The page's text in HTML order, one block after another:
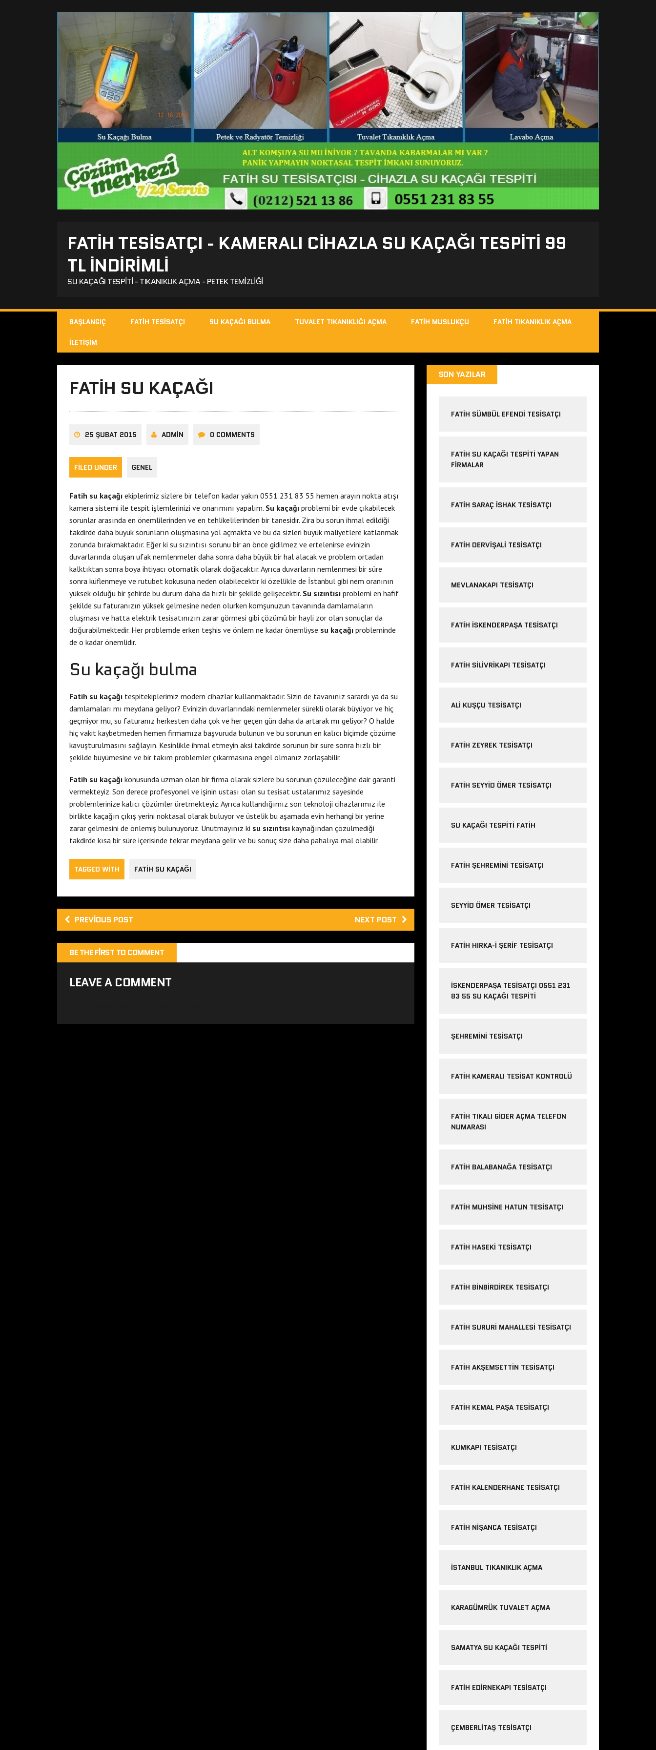
FATIH TESISATÇI - KAMERALI CIHAZLA SU KAÇAĞI TESPITI 99
TL İNDİRİMLİ
SU KAÇAĞI TESPITI - TIKANIKLIK AÇMA - PETEK TEMIZLIĞI
BAŞLANGIÇ FATIH TESISATÇI SU KAÇAĞI BULMA TUVALET TIKANIKLIĞI AÇMA FATIH MUSLUKÇU FATIH TIKANIKLIK AÇMA
İLETIŞIM
FATIH SU KAÇAĞI
25 ŞUBAT 2015 ADMIN 0 COMMENTS
FILED UNDER GENEL
Fatih su kaçağı ekiplerimiz sizlere bir telefon kadar yakın 0551 231 83 55 hemen arayın nokta atışı
kamera sistemi ile tespit işlemlerinizi ve onarımını yapalım. Su kaçağı problemi bir evde çıkabilecek
sorunlar arasında en önemlilerinden ve en tehlikelilerinden bir tanesidir. Zira bu sorun ihmal edildiği
takdirde daha büyük sorunların oluşmasına yol açmakta ve bu da sizleri büyük maliyetlere katlanmak
zorunda bırakmaktadır. Eğer ki su sızıntısı sorunu bir an önce gidilmez ve ertelenirse evinizin
duvarlarında oluşan ufak nemlenmeler daha sonra daha büyük bir hal alacak ve problem ortadan
kalktıktan sonra boya ihtiyacı otomatik olarak doğacaktır. Ayrıca duvarların nemlenmesi bir süre
sonra küflenmeye ve rutubet kokusuna neden olabilecektir ki özellikle de İstanbul gibi nem oranının
yüksek olduğu bir şehirde bu durum daha da hızlı bir şekilde gelişecektir. Su sızıntısı problemi en hafif
şekilde su faturanızın yüksek gelmesine neden olurken komşunuzun tavanında damlamaların
oluşması ve hatta elektrik tesisatınızın zarar görmesi gibi çözümü bir hayli zor olan sonuçlar da
doğurabilmektedir. Her problemde erken teşhis ve önlem ne kadar önemliyse su kaçağı probleminde
de o kadar önemlidir.
Su kaçağı bulma
Fatih su kaçağı tespitekiplerimiz modern cihazlar kullanmaktadır. Sizin de tavanınız sarardı ya da su
damlamaları mı meydana geliyor? Evinizin duvarlarındaki nemlenmeler sürekli olarak büyüyor ve hiç
geçmiyor mu, su faturanız herkesten daha çok ve her geçen gün daha da artarak mı geliyor? O halde
hiç vakit kaybetmeden hemen firmamıza başvuruda bulunun ve bu sorunun en kalıcı biçimde çözüme
kavuşturulmasını sağlayın. Kesinlikle ihmal etmeyin aksi takdirde sorunun bir süre sonra hızlı bir
şekilde büyümesine ve bir takım problemler çıkarmasına engel olmanız zorlaşabilir.
Fatih su kaçağı konusunda uzman olan bir firma olarak sizlere bu sorunun çözüleceğine dair garanti
vermekteyiz. Son derece profesyonel ve işinin ustası olan su tesisat ustalarımız sayesinde
problemlerinize kalıcı çözümler üretmekteyiz. Ayrıca kullandığımız son teknoloji cihazlarımız ile
birlikte kaçağın çıkış yerini noktasal olarak buluyor ve üstelik bu aşamada evin herhangi bir yerine
zarar gelmesini de önlemiş bulunuyoruz. Unutmayınız ki su sızıntısı kaynağından çözülmediği
takdirde kısa bir süre içerisinde tekrar meydana gelir ve bu sonuç size daha pahalıya mal olabilir.
TAGGED WITH FATIH SU KAÇAĞI
PREVIOUS POST NEXT POST
BE THE FIRST TO COMMENT
LEAVE A COMMENT
SON YAZILAR
FATIH SÜMBÜL EFENDI TESISATÇI
FATIH SU KAÇAĞI TESPITI YAPAN
FIRMALAR
FATIH SARAÇ ISHAK TESISATÇI
FATIH DERVIŞALI TESISATÇI
MEVLANAKAPI TESISATÇI
FATIH ISKENDERPAŞA TESISATÇI
FATIH SILIVRIKAPI TESISATÇI
ALI KUŞÇU TESISATÇI
FATIH ZEYREK TESISATÇI
FATIH SEYYID ÖMER TESISATÇI
SU KAÇAĞI TESPITI FATIH
FATIH ŞEHREMINI TESISATÇI
SEYYID ÖMER TESISATÇI
FATIH HIRKA-I ŞERIF TESISATÇI
İSKENDERPAŞA TESISATÇI 0551 231
83 55 SU KAÇAĞI TESPITI
ŞEHREMINI TESISATÇI
FATIH KAMERALI TESISAT KONTROLÜ
FATIH TIKALI GIDER AÇMA TELEFON
NUMARASI
FATIH BALABANAĞA TESISATÇI
FATIH MUHSINE HATUN TESISATÇI
FATIH HASEKI TESISATÇI
FATIH BINBIRDIREK TESISATÇI
FATIH SURURI MAHALLESI TESISATÇI
FATIH AKŞEMSETTIN TESISATÇI
FATIH KEMAL PAŞA TESISATÇI
KUMKAPI TESISATÇI
FATIH KALENDERHANE TESISATÇI
FATIH NIŞANCA TESISATÇI
ISTANBUL TIKANIKLIK AÇMA
KARAGÜMRÜK TUVALET AÇMA
SAMATYA SU KAÇAĞI TESPITI
FATIH EDIRNEKAPI TESISATÇI
ÇEMBERLITAŞ TESISATÇI